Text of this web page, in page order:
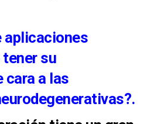
aplicaciones
su
cara a las